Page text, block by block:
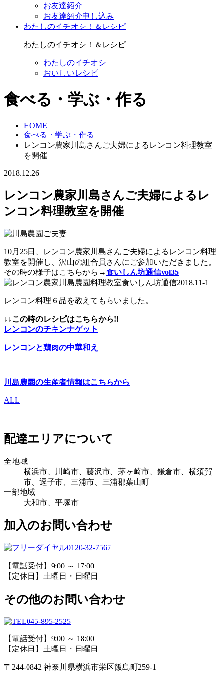
お友達紹介
お友達紹介申し込み
わたしのイチオシ！＆レシピ
わたしのイチオシ！＆レシピ
わたしのイチオシ！
おいしいレシピ
食べる・学ぶ・作る
HOME
食べる・学ぶ・作る
レンコン農家川島さんご夫婦によるレンコン料理教室
を開催
2018.12.26
レンコン農家川島さんご夫婦によるレ
ンコン料理教室を開催
10月25日、レンコン農家川島さんご夫婦によるレンコン料理
教室を開催し、沢山の組合員さんにご参加いただきました。
その時の様子はこちらから→食いしん坊通信vol35
レンコン料理６品を教えてもらいました。
↓↓この時のレシピはこちらから!!
レンコンのチキンナゲット
レンコンと鶏肉の中華和え
川島農園の生産者情報はこちらから
ALL
配達エリアについて
全地域
横浜市、川崎市、藤沢市、茅ヶ崎市、鎌倉市、横須賀
市、逗子市、三浦市、三浦郡葉山町
一部地域
大和市、平塚市
加入のお問い合わせ
0120-32-7567
【電話受付】9:00 ～ 17:00
【定休日】土曜日・日曜日
その他のお問い合わせ
045-895-2525
【電話受付】9:00 ～ 18:00
【定休日】土曜日・日曜日
〒244-0842 神奈川県横浜市栄区飯島町259-1